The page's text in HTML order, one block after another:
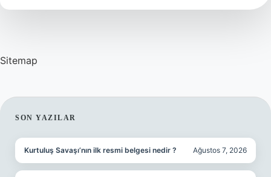
Sitemap
SIDEBAR
SON YAZILAR
Kurtuluş Savaşı’nın ilk resmi belgesi nedir ? Ağustos 7, 2026